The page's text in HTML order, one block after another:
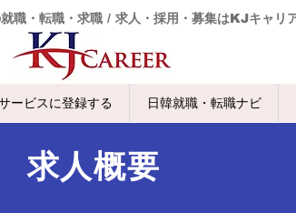
職・転職・求職 / 求人・採用・募集はKJキャリ
ービスに登録する 日韓就職・転職ナビ
求人概要